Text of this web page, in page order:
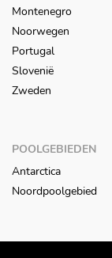
Montenegro
Noorwegen
Portugal
Slovenië
Zweden
POOLGEBIEDEN
Antarctica
Noordpoolgebied